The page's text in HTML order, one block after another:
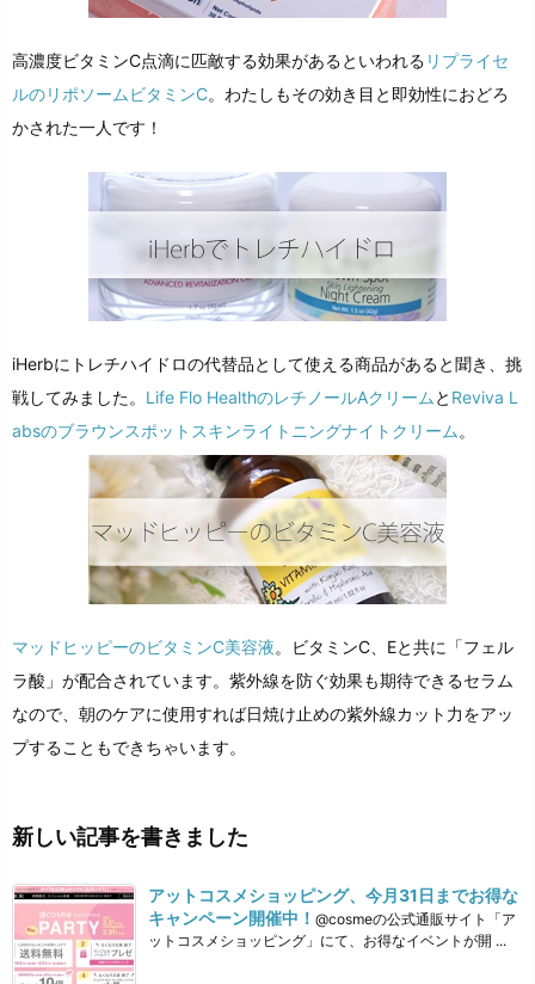
高濃度ビタミンC点滴に匹敵する効果があるといわれる リプライセ
ルのリポソームビタミンC。わたしもその効き目と即効性におどろ
かされた一人です！
iHerbにトレチハイドロの代替品として使える商品があると聞き、挑
戦してみました。 Life Flo HealthのレチノールAクリーム と Reviva L
absのブラウンスポットスキンライトニングナイトクリーム 。
マッドヒッピーのビタミンC美容液。ビタミンC、Eと共に「フェル
ラ酸」が配合されています。紫外線を防ぐ効果も期待できるセラム
なので、朝のケアに使用すれば日焼け止めの紫外線カット力をアッ
プすることもできちゃいます。
新しい記事を書きました
アットコスメショッピング、今月31日までお得な
キャンペーン開催中！ @cosmeの公式通販サイト「ア
ットコスメショッピング」にて、お得なイベントが開 ...